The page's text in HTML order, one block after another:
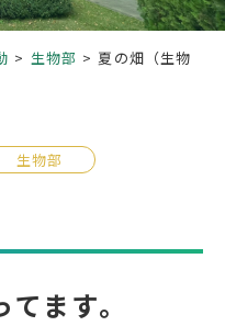
パンフレット
室より
生物部
夏の畑（生物
生物部
ます。